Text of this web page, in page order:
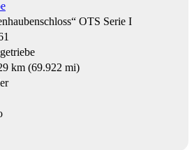
OTS Serie I
km (69.922 mi)